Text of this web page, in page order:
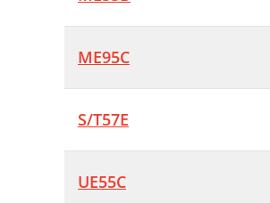
ME95C
S/T57E
UE55C